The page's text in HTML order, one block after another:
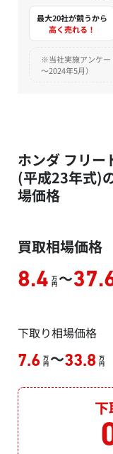
最大20社が競うから
高く売れる！
※当社実施アンケー
～2024年5月）
ホンダ フリ
(平成23年式)
場価格
買取相場価格
8.4 万
円 ～
下取り相場価格
7.6 万
円 ～33.8 万
円
下